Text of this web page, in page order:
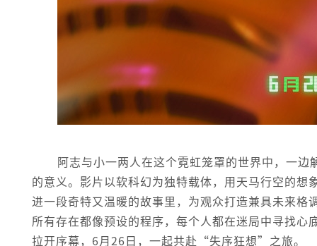
阿志与小一两人在这个霓虹笼罩的世界中，一
的意义。影片以软科幻为独特载体，用天马行空的
进一段奇特又温暖的故事里，为观众打造兼具未来
所有存在都像预设的程序，每个人都在迷局中寻找
拉开序幕，6月26日，一起共赴“失序狂想”之旅。